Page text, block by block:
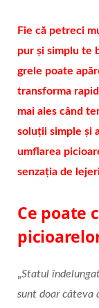
Fie că petreci
pur și simplu te
grele poate
transforma
mai ales când
soluții simple și
umflarea
senzația de
Ce poate
„Statul
sunt doar câteva